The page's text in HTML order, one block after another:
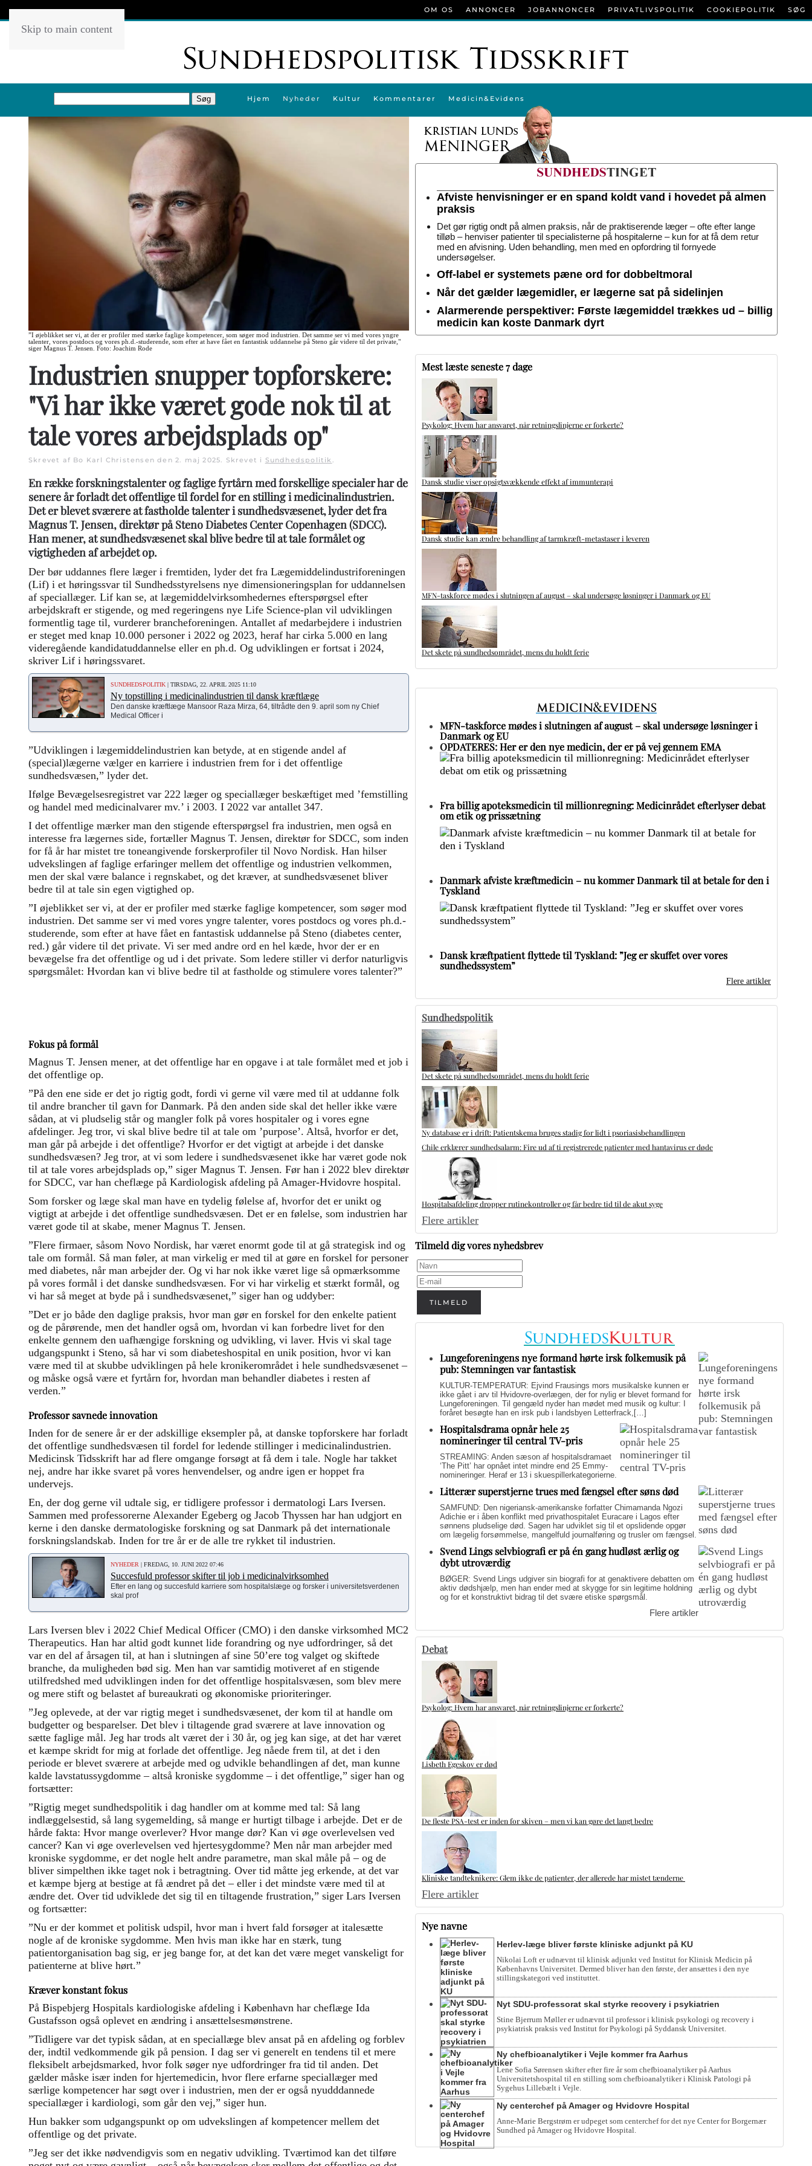
Skip to main content
Hjem Nyheder Kultur Kommentarer Medicin&Evidens
OM OS ANNONCER JOBANNONCER PRIVATLIVSPOLITIK COOKIEPOLITIK SØG
”I øjeblikket ser vi, at der er profiler med stærke faglige kompetencer, som søger mod industrien. Det samme ser vi med vores yngre
talenter, vores postdocs og vores ph.d.-studerende, som efter at have fået en fantastisk uddannelse på Steno går videre til det private,"
siger Magnus T. Jensen. Foto: Joachim Rode
Industrien snupper topforskere:
"Vi har ikke været gode nok til at
tale vores arbejdsplads op"
Skrevet af Bo Karl Christensen den 2. maj 2025. Skrevet i Sundhedspolitik.
En række forskningstalenter og faglige fyrtårn med forskellige specialer har de
senere år forladt det offentlige til fordel for en stilling i medicinalindustrien.
Det er blevet sværere at fastholde talenter i sundhedsvæsenet, lyder det fra
Magnus T. Jensen, direktør på Steno Diabetes Center Copenhagen (SDCC).
Han mener, at sundhedsvæsenet skal blive bedre til at tale formålet og
vigtigheden af arbejdet op.
Der bør uddannes flere læger i fremtiden, lyder det fra Lægemiddelindustriforeningen
(Lif) i et høringssvar til Sundhedsstyrelsens nye dimensioneringsplan for uddannelsen
af speciallæger. Lif kan se, at lægemiddelvirksomhedernes efterspørgsel efter
arbejdskraft er stigende, og med regeringens nye Life Science-plan vil udviklingen
formentlig tage til, vurderer brancheforeningen. Antallet af medarbejdere i industrien
er steget med knap 10.000 personer i 2022 og 2023, heraf har cirka 5.000 en lang
videregående kandidatuddannelse eller en ph.d. Og udviklingen er fortsat i 2024,
skriver Lif i høringssvaret.
SUNDHEDSPOLITIK | TIRSDAG, 22. APRIL 2025 11:10
Ny topstilling i medicinalindustrien til dansk kræftlæge
Den danske kræftlæge Mansoor Raza Mirza, 64, tiltrådte den 9. april som ny Chief
Medical Officer i
”Udviklingen i lægemiddelindustrien kan betyde, at en stigende andel af
(special)lægerne vælger en karriere i industrien frem for i det offentlige
sundhedsvæsen,” lyder det.
Ifølge Bevægelsesregistret var 222 læger og speciallæger beskæftiget med ’femstilling
og handel med medicinalvarer mv.’ i 2003. I 2022 var antallet 347.
I det offentlige mærker man den stigende efterspørgsel fra industrien, men også en
interesse fra lægernes side, fortæller Magnus T. Jensen, direktør for SDCC, som inden
for få år har mistet tre toneangivende forskerprofiler til Novo Nordisk. Han hilser
udvekslingen af faglige erfaringer mellem det offentlige og industrien velkommen,
men der skal være balance i regnskabet, og det kræver, at sundhedsvæsenet bliver
bedre til at tale sin egen vigtighed op.
”I øjeblikket ser vi, at der er profiler med stærke faglige kompetencer, som søger mod
industrien. Det samme ser vi med vores yngre talenter, vores postdocs og vores ph.d.-
studerende, som efter at have fået en fantastisk uddannelse på Steno (diabetes center,
red.) går videre til det private. Vi ser med andre ord en hel kæde, hvor der er en
bevægelse fra det offentlige og ud i det private. Som ledere stiller vi derfor naturligvis
spørgsmålet: Hvordan kan vi blive bedre til at fastholde og stimulere vores talenter?”
Fokus på formål
Magnus T. Jensen mener, at det offentlige har en opgave i at tale formålet med et job i
det offentlige op.
”På den ene side er det jo rigtig godt, fordi vi gerne vil være med til at uddanne folk
til andre brancher til gavn for Danmark. På den anden side skal det heller ikke være
sådan, at vi pludselig står og mangler folk på vores hospitaler og i vores egne
afdelinger. Jeg tror, vi skal blive bedre til at tale om ’purpose’. Altså, hvorfor er det,
man går på arbejde i det offentlige? Hvorfor er det vigtigt at arbejde i det danske
sundhedsvæsen? Jeg tror, at vi som ledere i sundhedsvæsenet ikke har været gode nok
til at tale vores arbejdsplads op,” siger Magnus T. Jensen. Før han i 2022 blev direktør
for SDCC, var han cheflæge på Kardiologisk afdeling på Amager-Hvidovre hospital.
Som forsker og læge skal man have en tydelig følelse af, hvorfor det er unikt og
vigtigt at arbejde i det offentlige sundhedsvæsen. Det er en følelse, som industrien har
været gode til at skabe, mener Magnus T. Jensen.
”Flere firmaer, såsom Novo Nordisk, har været enormt gode til at gå strategisk ind og
tale om formål. Så man føler, at man virkelig er med til at gøre en forskel for personer
med diabetes, når man arbejder der. Og vi har nok ikke været lige så opmærksomme
på vores formål i det danske sundhedsvæsen. For vi har virkelig et stærkt formål, og
vi har så meget at byde på i sundhedsvæsenet,” siger han og uddyber:
”Det er jo både den daglige praksis, hvor man gør en forskel for den enkelte patient
og de pårørende, men det handler også om, hvordan vi kan forbedre livet for den
enkelte gennem den uafhængige forskning og udvikling, vi laver. Hvis vi skal tage
udgangspunkt i Steno, så har vi som diabeteshospital en unik position, hvor vi kan
være med til at skubbe udviklingen på hele kronikerområdet i hele sundhedsvæsenet –
og måske også være et fyrtårn for, hvordan man behandler diabetes i resten af
verden.”
Professor savnede innovation
Inden for de senere år er der adskillige eksempler på, at danske topforskere har forladt
det offentlige sundhedsvæsen til fordel for ledende stillinger i medicinalindustrien.
Medicinsk Tidsskrift har ad flere omgange forsøgt at få dem i tale. Nogle har takket
nej, andre har ikke svaret på vores henvendelser, og andre igen er hoppet fra
undervejs.
En, der dog gerne vil udtale sig, er tidligere professor i dermatologi Lars Iversen.
Sammen med professorerne Alexander Egeberg og Jacob Thyssen har han udgjort en
kerne i den danske dermatologiske forskning og sat Danmark på det internationale
forskningslandskab. Inden for tre år er de alle tre rykket til industrien.
NYHEDER | FREDAG, 10. JUNI 2022 07:46
Succesfuld professor skifter til job i medicinalvirksomhed
Efter en lang og succesfuld karriere som hospitalslæge og forsker i universitetsverdenen
skal prof
Lars Iversen blev i 2022 Chief Medical Officer (CMO) i den danske virksomhed MC2
Therapeutics. Han har altid godt kunnet lide forandring og nye udfordringer, så det
var en del af årsagen til, at han i slutningen af sine 50’ere tog valget og skiftede
branche, da muligheden bød sig. Men han var samtidig motiveret af en stigende
utilfredshed med udviklingen inden for det offentlige hospitalsvæsen, som blev mere
og mere stift og belastet af bureaukrati og økonomiske prioriteringer.
”Jeg oplevede, at der var rigtig meget i sundhedsvæsenet, der kom til at handle om
budgetter og besparelser. Det blev i tiltagende grad sværere at lave innovation og
sætte faglige mål. Jeg har trods alt været der i 30 år, og jeg kan sige, at det har været
et kæmpe skridt for mig at forlade det offentlige. Jeg nåede frem til, at det i den
periode er blevet sværere at arbejde med og udvikle behandlingen af det, man kunne
kalde lavstatussygdomme – altså kroniske sygdomme – i det offentlige,” siger han og
fortsætter:
”Rigtig meget sundhedspolitik i dag handler om at komme med tal: Så lang
indlæggelsestid, så lang sygemelding, så mange er hurtigt tilbage i arbejde. Det er de
hårde fakta: Hvor mange overlever? Hvor mange dør? Kan vi øge overlevelsen ved
cancer? Kan vi øge overlevelsen ved hjertesygdomme? Men når man arbejder med
kroniske sygdomme, er det nogle helt andre parametre, man skal måle på – og de
bliver simpelthen ikke taget nok i betragtning. Over tid måtte jeg erkende, at det var
et kæmpe bjerg at bestige at få ændret på det – eller i det mindste være med til at
ændre det. Over tid udviklede det sig til en tiltagende frustration,” siger Lars Iversen
og fortsætter:
”Nu er der kommet et politisk udspil, hvor man i hvert fald forsøger at italesætte
nogle af de kroniske sygdomme. Men hvis man ikke har en stærk, tung
patientorganisation bag sig, er jeg bange for, at det kan det være meget vanskeligt for
patienterne at blive hørt.”
Kræver konstant fokus
På Bispebjerg Hospitals kardiologiske afdeling i København har cheflæge Ida
Gustafsson også oplevet en ændring i ansættelsesmønstrene.
”Tidligere var det typisk sådan, at en speciallæge blev ansat på en afdeling og forblev
der, indtil vedkommende gik på pension. I dag ser vi generelt en tendens til et mere
fleksibelt arbejdsmarked, hvor folk søger nye udfordringer fra tid til anden. Det
gælder måske især inden for hjertemedicin, hvor flere erfarne speciallæger med
særlige kompetencer har søgt over i industrien, men der er også nyudddannede
speciallæger i kardiologi, som går den vej,” siger hun.
Hun bakker som udgangspunkt op om udvekslingen af kompetencer mellem det
offentlige og det private.
”Jeg ser det ikke nødvendigvis som en negativ udvikling. Tværtimod kan det tilføre
Afviste henvisninger er en spand koldt vand i hovedet på almen
praksis
Det gør rigtig ondt på almen praksis, når de praktiserende læger – ofte efter lange
tilløb – henviser patienter til specialisterne på hospitalerne – kun for at få dem retur
med en afvisning. Uden behandling, men med en opfordring til fornyede
undersøgelser.
Off-label er systemets pæne ord for dobbeltmoral
Når det gælder lægemidler, er lægerne sat på sidelinjen
Alarmerende perspektiver: Første lægemiddel trækkes ud – billig
medicin kan koste Danmark dyrt
Mest læste seneste 7 dage
Psykolog: Hvem har ansvaret, når retningslinjerne er forkerte?
Dansk studie viser opsigtsvækkende effekt af immunterapi
Dansk studie kan ændre behandling af tarmkræft-metastaser i leveren
MFN-taskforce mødes i slutningen af august – skal undersøge løsninger i Danmark og EU
Det skete på sundhedsområdet, mens du holdt ferie
MFN-taskforce mødes i slutningen af august – skal undersøge løsninger i
Danmark og EU
OPDATERES: Her er den nye medicin, der er på vej gennem EMA
Fra billig apoteksmedicin til millionregning: Medicinrådet efterlyser debat
om etik og prissætning
Danmark afviste kræftmedicin – nu kommer Danmark til at betale for den i
Tyskland
Dansk kræftpatient flyttede til Tyskland: ”Jeg er skuffet over vores
sundhedssystem”
Flere artikler
Sundhedspolitik
Det skete på sundhedsområdet, mens du holdt ferie
Ny database er i drift: Patientskema bruges stadig for lidt i psoriasisbehandlingen
Chile erklærer sundhedsalarm: Fire ud af ti registrerede patienter med hantavirus er døde
Hospitalsafdeling dropper rutinekontroller og får bedre tid til de akut syge
Flere artikler
Tilmeld dig vores nyhedsbrev
TILMELD
Lungeforeningens nye formand hørte irsk folkemusik på
pub: Stemningen var fantastisk
KULTUR-TEMPERATUR: Ejvind Frausings mors musikalske kunnen er
ikke gået i arv til Hvidovre-overlægen, der for nylig er blevet formand for
Lungeforeningen. Til gengæld nyder han mødet med musik og kultur: I
foråret besøgte han en irsk pub i landsbyen Letterfrack,[…]
Hospitalsdrama opnår hele 25
nomineringer til central TV-pris
STREAMING: Anden sæson af hospitalsdramaet
‘The Pitt’ har opnået intet mindre end 25 Emmy-
nomineringer. Heraf er 13 i skuespillerkategorierne.
Litterær superstjerne trues med fængsel efter søns død
SAMFUND: Den nigeriansk-amerikanske forfatter Chimamanda Ngozi
Adichie er i åben konflikt med privathospitalet Euracare i Lagos efter
sønnens pludselige død. Sagen har udviklet sig til et opslidende opgør
om lægelig forsømmelse, mangelfuld journalføring og trusler om fængsel.
Svend Lings selvbiografi er på én gang hudløst ærlig og
dybt utroværdig
BØGER: Svend Lings udgiver sin biografi for at genaktivere debatten om
aktiv dødshjælp, men han ender med at skygge for sin legitime holdning
og for et konstruktivt bidrag til det svære etiske spørgsmål.
Flere artikler
Debat
Psykolog: Hvem har ansvaret, når retningslinjerne er forkerte?
Lisbeth Egeskov er død
De fleste PSA-test er inden for skiven – men vi kan gøre det langt bedre
Kliniske tandteknikere: Glem ikke de patienter, der allerede har mistet tænderne
Flere artikler
Nye navne
Herlev-læge bliver første kliniske adjunkt på KU
Nikolai Loft er udnævnt til klinisk adjunkt ved Institut for Klinisk Medicin på
Københavns Universitet. Dermed bliver han den første, der ansættes i den nye
stillingskategori ved instituttet.
Nyt SDU-professorat skal styrke recovery i psykiatrien
Stine Bjerrum Møller er udnævnt til professor i klinisk psykologi og recovery i
psykiatrisk praksis ved Institut for Psykologi på Syddansk Universitet.
Ny chefbioanalytiker i Vejle kommer fra Aarhus
Lene Sofia Sørensen skifter efter fire år som chefbioanalytiker på Aarhus
Universitetshospital til en stilling som chefbioanalytiker i Klinisk Patologi på
Sygehus Lillebælt i Vejle.
Ny centerchef på Amager og Hvidovre Hospital
Anne-Marie Bergstrøm er udpeget som centerchef for det nye Center for Borgernær
Sundhed på Amager og Hvidovre Hospital.